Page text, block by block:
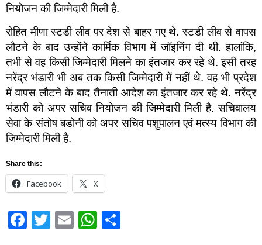
नियोजन की जिम्मेदारी मिली है.
रोहित मीणा स्टडी लीव पर देश से बाहर गए थे. स्टडी लीव से वापस
लौटने के बाद उन्होंने कार्मिक विभाग में जॉइनिंग दी थी. हालांकि,
तभी से वह किसी जिम्मेदारी मिलने का इंतजार कर रहे थे. इसी तरह
नरेंद्र भंडारी भी अब तक किसी जिम्मेदारी में नहीं थे. वह भी प्रदेश
में वापस लौटने के बाद तैनाती आदेश का इंतजार कर रहे थे. नरेंद्र
भंडारी को अपर सचिव नियोजन की जिम्मेदारी मिली है. सचिवालय
सेवा के संतोष बडोनी को अपर सचिव पशुपालन एवं मत्स्य विभाग की
जिम्मेदारी मिली है.
Share this:
Facebook X
Facebook
Twitter
EmailWhatsApp